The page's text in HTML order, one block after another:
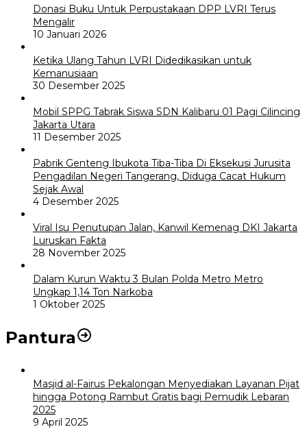
Donasi Buku Untuk Perpustakaan DPP LVRI Terus
Mengalir
10 Januari 2026
Ketika Ulang Tahun LVRI Didedikasikan untuk
Kemanusiaan
30 Desember 2025
Mobil SPPG Tabrak Siswa SDN Kalibaru 01 Pagi Cilincing
Jakarta Utara
11 Desember 2025
Pabrik Genteng Ibukota Tiba-Tiba Di Eksekusi Jurusita
Pengadilan Negeri Tangerang, Diduga Cacat Hukum
Sejak Awal
4 Desember 2025
Viral Isu Penutupan Jalan, Kanwil Kemenag DKI Jakarta
Luruskan Fakta
28 November 2025
Dalam Kurun Waktu 3 Bulan Polda Metro Metro
Ungkap 1,14 Ton Narkoba
1 Oktober 2025
Pantura
Masjid al-Fairus Pekalongan Menyediakan Layanan Pijat
hingga Potong Rambut Gratis bagi Pemudik Lebaran
2025
9 April 2025